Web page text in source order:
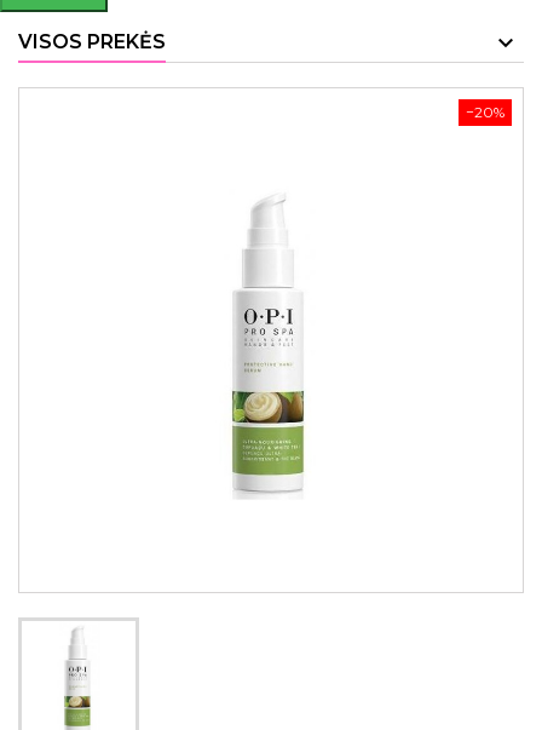
VISOS PREKĖS
−20%